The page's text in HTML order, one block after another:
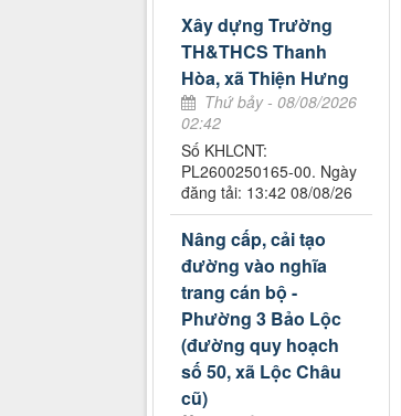
Xây dựng Trường
TH&THCS Thanh
Hòa, xã Thiện Hưng
Thứ bảy - 08/08/2026
02:42
Số KHLCNT:
PL2600250165-00. Ngày
đăng tải: 13:42 08/08/26
Nâng cấp, cải tạo
đường vào nghĩa
trang cán bộ -
Phường 3 Bảo Lộc
(đường quy hoạch
số 50, xã Lộc Châu
cũ)